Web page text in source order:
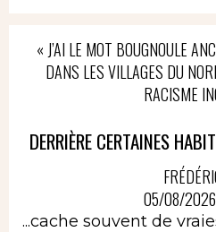
« J’AI LE MOT BOUGNOULE
DANS LES VILLAGES DU
RACISME
DERRIÈRE CERTAINES
05/08/2026
...cache souvent de